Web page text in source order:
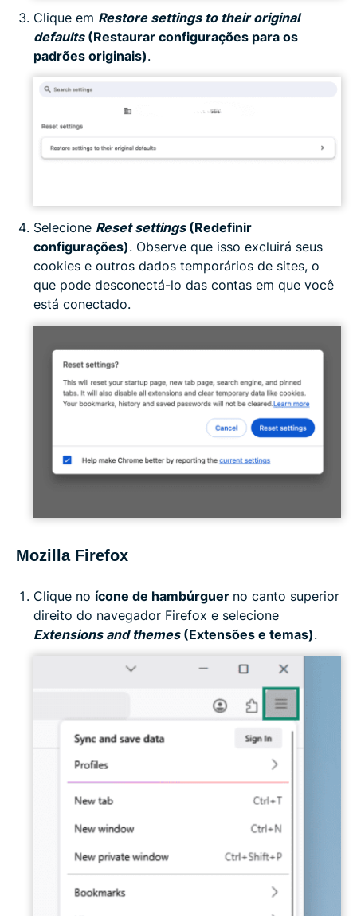
Clique em Restore settings to their original
defaults (Restaurar configurações para os
padrões originais).
Selecione Reset settings (Redefinir
configurações). Observe que isso excluirá seus
cookies e outros dados temporários de sites, o
que pode desconectá-lo das contas em que você
está conectado.
Mozilla Firefox
Clique no ícone de hambúrguer no canto superior
direito do navegador Firefox e selecione
Extensions and themes (Extensões e temas).